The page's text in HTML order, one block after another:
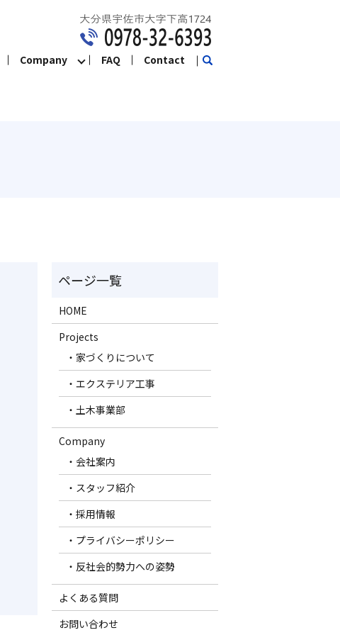
Company FAQ Contact
HOME
Projects
・家づくりについて
・エクステリア工事
・土木事業部
Company
・会社案内
・スタッフ紹介
・採用情報
・プライバシーポリシー
・反社会的勢力への姿勢
よくある質問
お問い合わせ